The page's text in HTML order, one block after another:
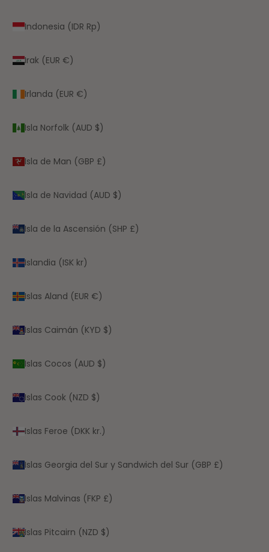
Indonesia (IDR Rp)
Irak (EUR €)
Irlanda (EUR €)
Isla Norfolk (AUD $)
Isla de Man (GBP £)
Isla de Navidad (AUD $)
Isla de la Ascensión (SHP £)
Islandia (ISK kr)
Islas Aland (EUR €)
Islas Caimán (KYD $)
Islas Cocos (AUD $)
Islas Cook (NZD $)
Islas Feroe (DKK kr.)
Islas Georgia del Sur y Sandwich del Sur (GBP £)
Islas Malvinas (FKP £)
Islas Pitcairn (NZD $)